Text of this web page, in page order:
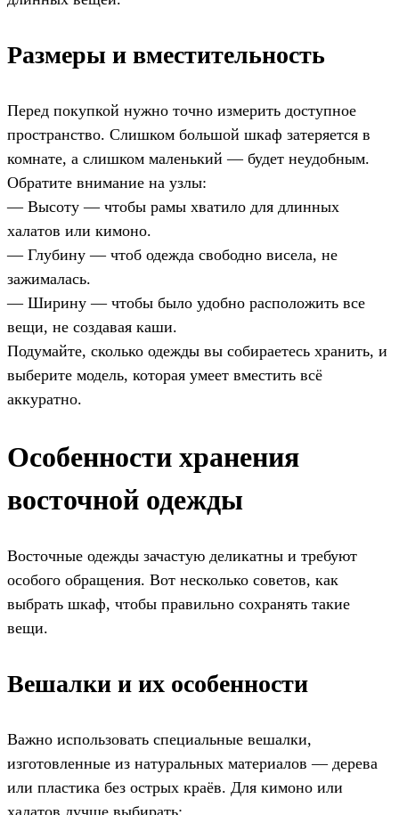
Размеры и вместительность
Перед покупкой нужно точно измерить доступное
пространство. Слишком большой шкаф затеряется в
комнате, а слишком маленький — будет неудобным.
Обратите внимание на узлы:
— Высоту — чтобы рамы хватило для длинных
халатов или кимоно.
— Глубину — чтоб одежда свободно висела, не
зажималась.
— Ширину — чтобы было удобно расположить все
вещи, не создавая каши.
Подумайте, сколько одежды вы собираетесь хранить, и
выберите модель, которая умеет вместить всё
аккуратно.
Особенности хранения
восточной одежды
Восточные одежды зачастую деликатны и требуют
особого обращения. Вот несколько советов, как
выбрать шкаф, чтобы правильно сохранять такие
вещи.
Вешалки и их особенности
Важно использовать специальные вешалки,
изготовленные из натуральных материалов — дерева
или пластика без острых краёв. Для кимоно или